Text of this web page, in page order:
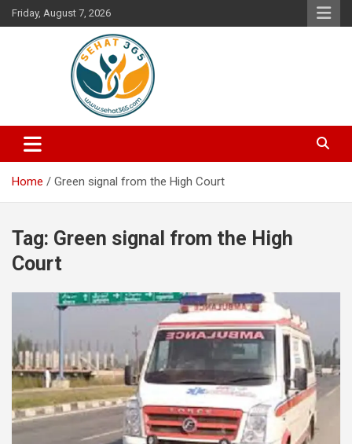
Skip
to
Friday, August 7, 2026
Sehat365
Your's Complete Health Guide
Home Green signal from the High Court
Tag: Green signal from the High
Court